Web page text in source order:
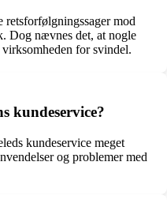
mod
Dog nævnes det, at nogle
for svindel.
kundeservice?
kundeservice meget
og problemer med